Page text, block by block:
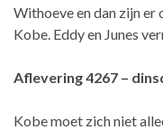
Withoeve en dan zijn er
Kobe. Eddy en Junes
Aflevering 4267 –
Kobe moet zich niet